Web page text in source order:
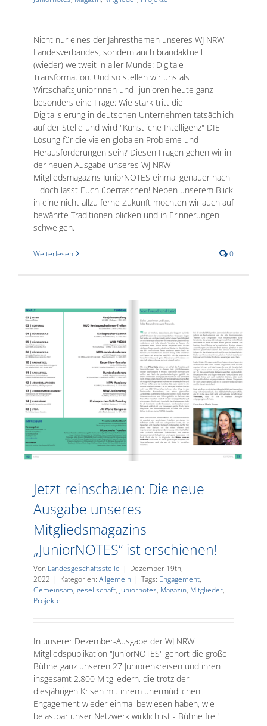
Nicht nur eines der Jahresthemen unseres WJ NRW
Landesverbandes, sondern auch brandaktuell
(wieder) weltweit in aller Munde: Digitale
Transformation. Und so stellen wir uns als
Wirtschaftsjuniorinnen und -junioren heute ganz
besonders eine Frage: Wie stark tritt die
Digitalisierung in deutschen Unternehmen tatsächlich
auf der Stelle und wird "Künstliche Intelligenz" DIE
Lösung für die vielen globalen Probleme und
Herausforderungen sein? Diesen Fragen gehen wir in
der neuen Ausgabe unseres WJ NRW
Mitgliedsmagazins JuniorNOTES einmal genauer nach
– doch lasst Euch überraschen! Neben unserem Blick
in eine nicht allzu ferne Zukunft möchten wir auch auf
bewährte Traditionen blicken und in Erinnerungen
schwelgen.
Weiterlesen 0
Jetzt reinschauen: Die neue
Ausgabe unseres
Mitgliedsmagazins
„JuniorNOTES“ ist erschienen!
Von Landesgeschäftsstelle | Dezember 19th,
2022 | Kategorien: Allgemein | Tags: Engagement,
Gemeinsam, gesellschaft, Juniornotes, Magazin, Mitglieder,
Projekte
In unserer Dezember-Ausgabe der WJ NRW
Mitgliedspublikation "JuniorNOTES" gehört die große
Bühne ganz unseren 27 Juniorenkreisen und ihren
insgesamt 2.800 Mitgliedern, die trotz der
diesjährigen Krisen mit ihrem unermüdlichen
Engagement wieder einmal bewiesen haben, wie
belastbar unser Netzwerk wirklich ist - Bühne frei!